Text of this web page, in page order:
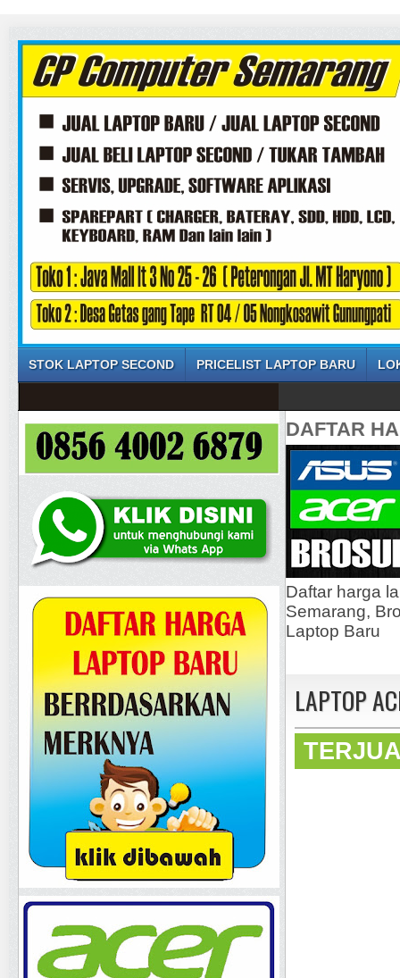
STOK LAPTOP SECOND PRICELIST LAPTOP BARU
DAFTAR
Daftar harga
Semarang,
Laptop Baru
LAPTOP